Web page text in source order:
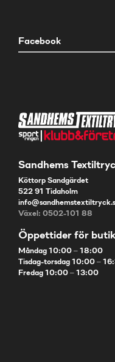
Facebook
Sandhems
Köttorp Sandgärdet
522 91 Tidaholm
Växel: 0502-101 88
Öppettider för
Måndag 10:00 – 18:00
Tisdag-torsdag 10:00 –
Fredag 10:00 – 13:00